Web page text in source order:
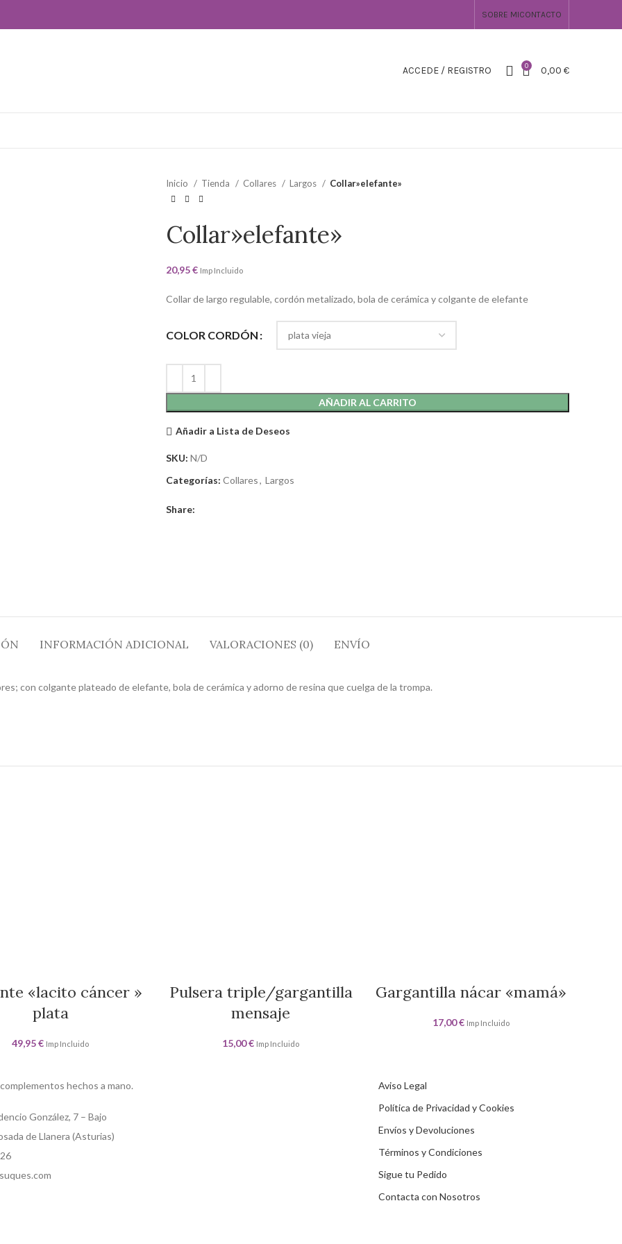
SOBRE MICONTACTO
ACCEDE / REGISTRO 0 0,00 €
Inicio Tienda Collares Largos Collar»elefante»
Collar»elefante»
20,95€ Imp Incluido
Collar de largo regulable, cordón metalizado, bola de cerámica y colgante de elefante
COLOR CORDÓN
AÑADIR AL CARRITO
Añadir a Lista de Deseos
SKU: N/D
Categorías: Collares, Largos
Share:
INFORMACIÓN ADICIONAL VALORACIONES (0) ENVÍO
con colgante plateado de elefante, bola de cerámica y adorno de resina que cuelga de la trompa.
«lacito cáncer »
plata
49,95€ Imp Incluido
Pulsera triple/gargantilla
mensaje
15,00€ Imp Incluido
Gargantilla nácar «mamá»
17,00€ Imp Incluido
hechos a mano.
González, 7 – Bajo
de Llanera (Asturias)
Aviso Legal
Política de Privacidad y Cookies
Envíos y Devoluciones
Términos y Condiciones
Sigue tu Pedido
Contacta con Nosotros